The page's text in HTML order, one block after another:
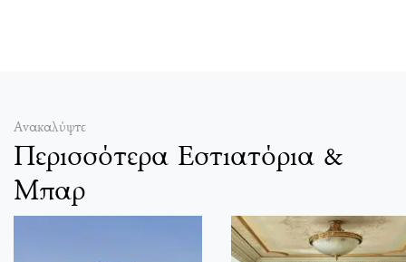
Ανακαλύψτε
Περισσότερα Εστιατόρια &
Μπαρ